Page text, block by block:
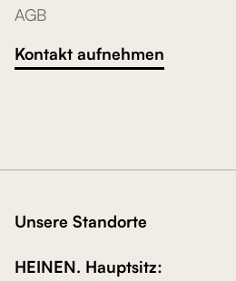
AGB
Kontakt aufnehmen
Unsere Standorte
HEINEN. Hauptsitz: